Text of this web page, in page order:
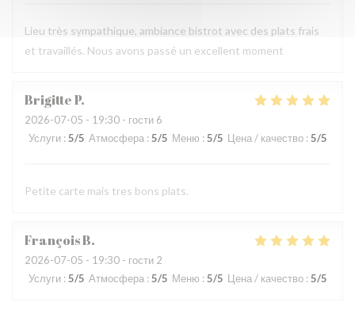
Lieu très sympathique, ambiance bistrot avec des plats frais
et travaillés. Nous avons passé un excellent moment
BrigitteP
2026-07-05 - 19:30 - гости 6
Услуги : 5/5 Атмосфера : 5/5 Меню : 5/5 Цена / качество : 5/5
Petite carte mais tres bons plats.
FrançoisB
2026-07-05 - 19:30 - гости 2
Услуги : 5/5 Атмосфера : 5/5 Меню : 5/5 Цена / качество : 5/5